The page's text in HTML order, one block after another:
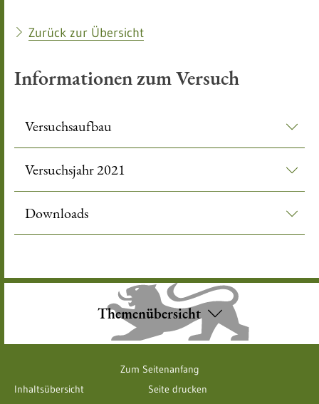
Zurück zur Übersicht
Informationen zum Versuch
Versuchsaufbau
Versuchsjahr 2021
Downloads
Themenübersicht
Zum Seitenanfang
Inhaltsübersicht
Seite drucken